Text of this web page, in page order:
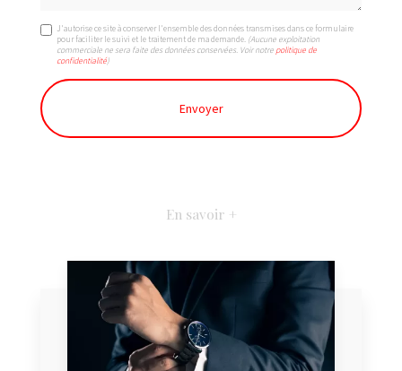
J'autorise ce site à conserver l'ensemble des données transmises dans ce formulaire
pour faciliter le suivi et le traitement de ma demande. (Aucune exploitation
commerciale ne sera faite des données conservées. Voir notre politique de
confidentialité)
En savoir +